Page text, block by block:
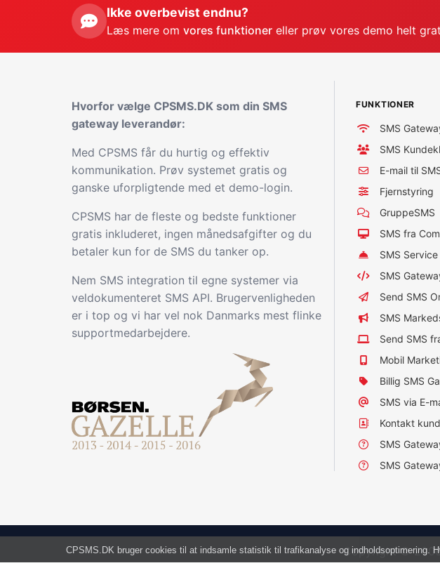
CPSMS.DK bruger cookies til at indsamle statistik til trafikanalyse og indholdsoptimering.
Ikke overbevist endnu?
Læs mere om vores funktioner eller prøv vores demo helt
Hvorfor vælge CPSMS.DK som din SMS
gateway leverandør:
Med CPSMS får du hurtig og effektiv
kommunikation. Prøv systemet gratis og
ganske uforpligtende med et demo-login.
CPSMS har de fleste og bedste funktioner
gratis inkluderet, ingen månedsafgifter og du
betaler kun for de SMS du tanker op.
Nem SMS integration til egne systemer via
veldokumenteret SMS API. Brugervenligheden
er i top og vi har vel nok Danmarks mest flinke
supportmedarbejdere.
FUNKTIONER
SMS
SMS
E-mail til
Fjernstyring
GruppeSMS
SMS fra
SMS Service
SMS
Send SMS
SMS
Send SMS
Mobil
Billig SMS
SMS via E-
Kontakt
SMS
SMS
Copyright ©